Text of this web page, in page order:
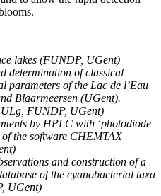
lakes (FUNDP, UGent)
determination of classical
parameters of the Lac de l’Eau
Blaarmeersen (UGent).
FUNDP, UGent)
by HPLC with ‘photodiode
of the software CHEMTAX
and construction of a
of the cyanobacterial taxa
UGent)